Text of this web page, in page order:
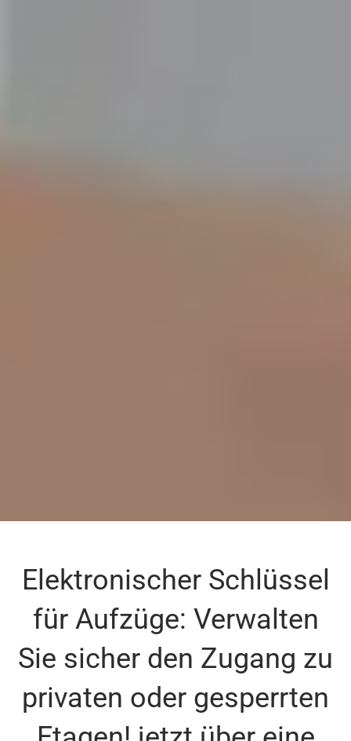
Elektronischer Schlüssel
für Aufzüge: Verwalten
Sie sicher den Zugang zu
privaten oder gesperrten